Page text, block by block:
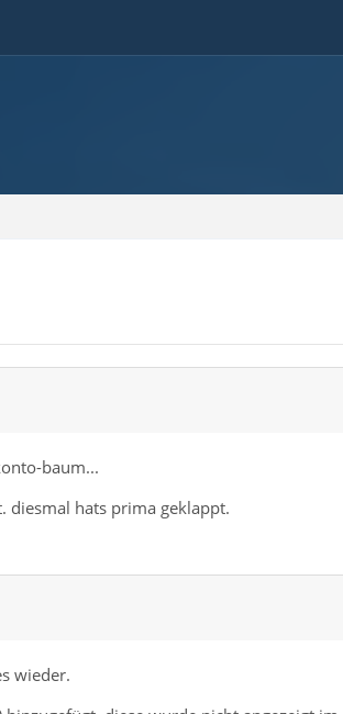
baum...
diesmal hats prima geklappt.
wieder.